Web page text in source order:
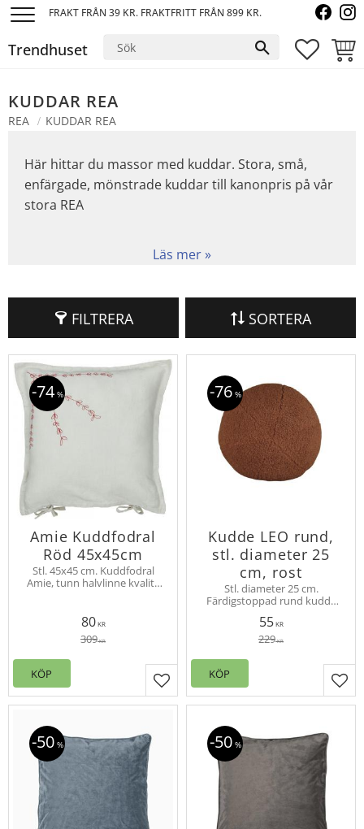
FRAKT FRÅN 39 KR. FRAKTFRITT FRÅN 899 KR.
Trendhuset
KUDDAR REA
REA KUDDAR REA
Här hittar du massor med kuddar. Stora, små,
enfärgade, mönstrade kuddar till kanonpris på vår
stora REA
FILTRERA SORTERA
Amie Kuddfodral
Röd 45x45cm
Stl. 45x45 cm. Kuddfodral
Amie, tunn halvlinne kvalité
broderat rött mönster i ena
hörnet på beige botten
80KR
309KR
74 %
Lägg till i favoriter
KÖP
Kudde LEO rund,
stl. diameter 25
cm, rost
Stl. diameter 25 cm.
Färdigstoppad rund kudde
Finns i flera färger, här i
färgen rost.
55KR
229KR
76 %
KÖP
50 % 50 %